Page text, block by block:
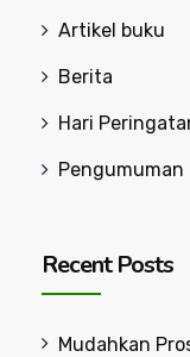
Artikel buku
Berita
Hari
Pengumuman
Recent Posts
Mudahkan